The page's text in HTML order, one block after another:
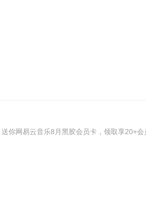
易云音乐8月黑胶会员卡，领取享20+会员